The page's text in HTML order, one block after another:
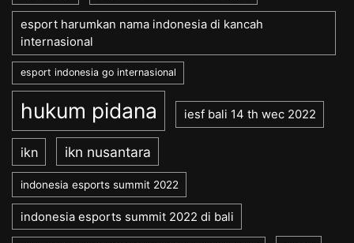
esport harumkan nama indonesia di kancah
internasional
esport indonesia go internasional
hukum pidana iesf bali 14 th wec 2022
ikn ikn nusantara
indonesia esports summit 2022
indonesia esports summit 2022 di bali